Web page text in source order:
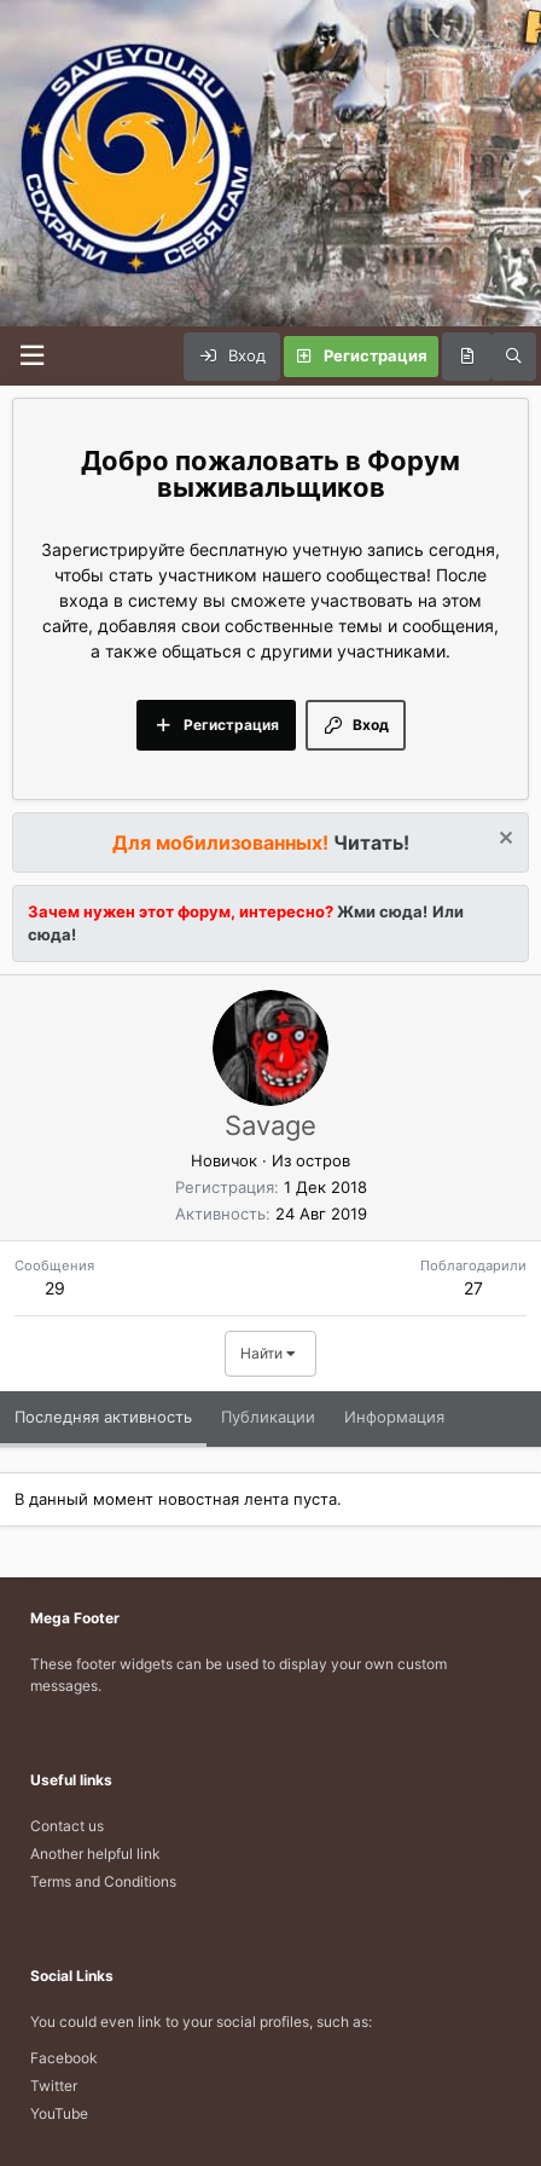
Вход Регистрация
Форум
выживальщиков
Зарегистрируйте бесплатную учетную запись сегодня,
чтобы стать участником нашего сообщества! После
входа в систему вы сможете участвовать на этом
сайте, добавляя свои собственные темы и сообщения,
а также общаться с другими участниками.
Вход
Регистрация
Для мобилизованных! Читать!
Зачем нужен этот форум, интересно?Жми сюда! Или
сюда!
Savage
Новичок · Из остров
Регистрация 1 Дек 2018
Активность 24 Авг 2019
Сообщения
29
Поблагодарили
27
Найти
Последняя активность Публикации Информация
В данный момент новостная лента пуста.
Mega Footer
These footer widgets can be used to display your own custom
messages.
Useful links
Contact us
Another helpful link
Terms and Conditions
Social Links
You could even link to your social profiles, such as:
Facebook
Twitter
YouTube